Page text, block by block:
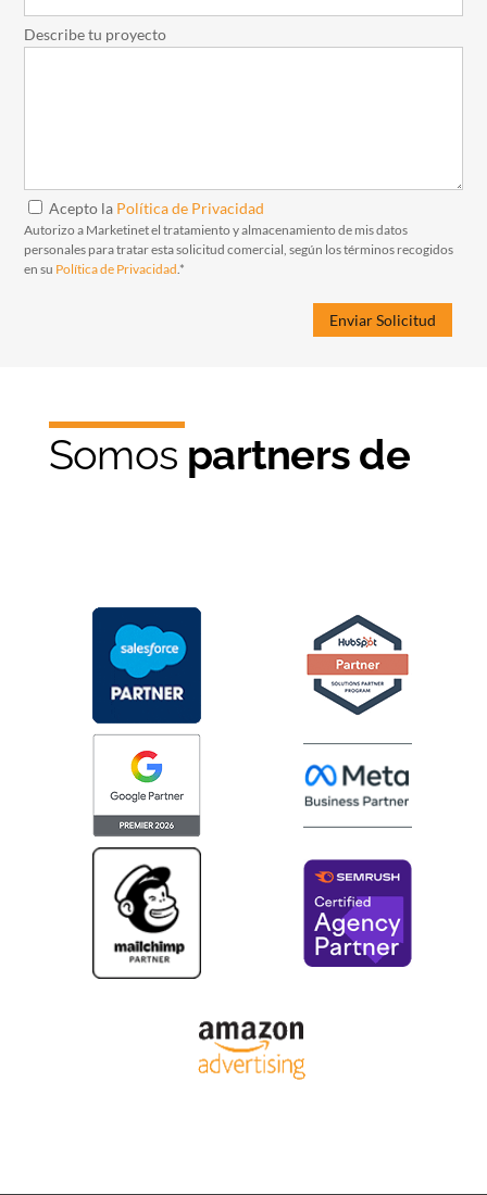
Describe tu proyecto
Acepto la Política de Privacidad
Autorizo a Marketinet el tratamiento y almacenamiento de mis datos
personales para tratar esta solicitud comercial, según los términos recogidos
en su Política de Privacidad.*
Somos partners de